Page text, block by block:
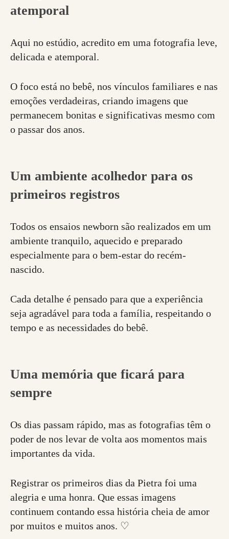
atemporal
Aqui no estúdio, acredito em uma fotografia leve,
delicada e atemporal.
O foco está no bebê, nos vínculos familiares e nas
emoções verdadeiras, criando imagens que
permanecem bonitas e significativas mesmo com
o passar dos anos.
Um ambiente acolhedor para os
primeiros registros
Todos os ensaios newborn são realizados em um
ambiente tranquilo, aquecido e preparado
especialmente para o bem-estar do recém-
nascido.
Cada detalhe é pensado para que a experiência
seja agradável para toda a família, respeitando o
tempo e as necessidades do bebê.
Uma memória que ficará para
sempre
Os dias passam rápido, mas as fotografias têm o
poder de nos levar de volta aos momentos mais
importantes da vida.
Registrar os primeiros dias da Pietra foi uma
alegria e uma honra. Que essas imagens
continuem contando essa história cheia de amor
por muitos e muitos anos. ♡